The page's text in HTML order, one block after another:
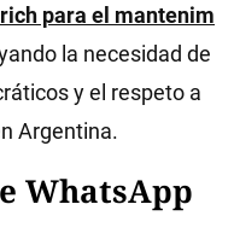
para el mantenim
la necesidad de
y el respeto a
Argentina.
WhatsApp